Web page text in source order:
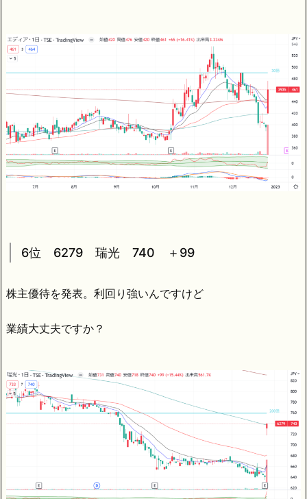
6位 6279 瑞光 740 ＋99
株主優待を発表。利回り強いんですけど
業績大丈夫ですか？